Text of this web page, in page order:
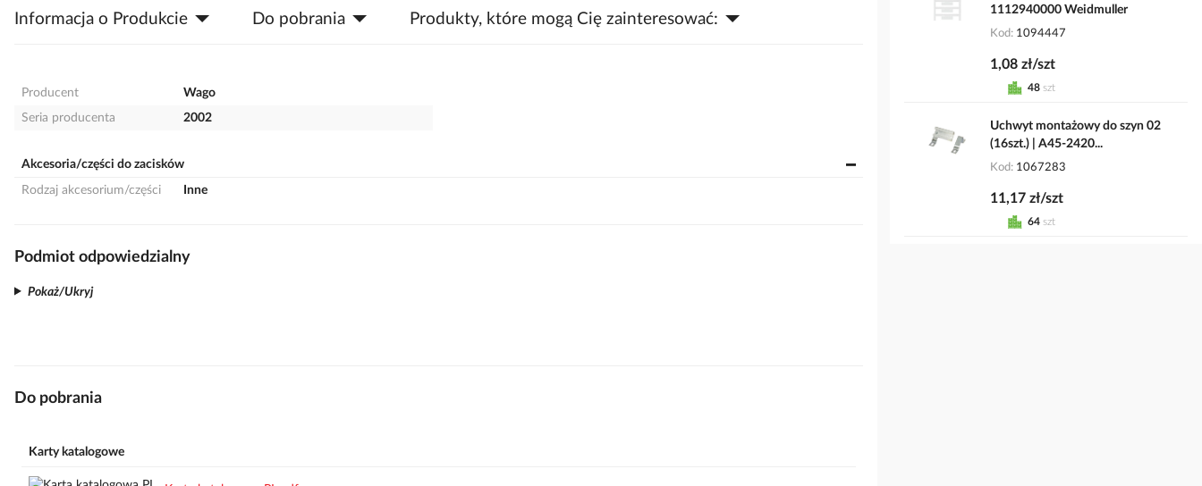
galerii
Informacja o Produkcie Do pobrania Produkty, które mogą Cię zainteresować:
Producent
Wago
Seria producenta
2002
Akcesoria/części do zacisków
Rodzaj akcesorium/części Inne
Podmiot odpowiedzialny
Pokaż/Ukryj
Do pobrania
Karty katalogowe
1112940000 Weidmuller
Kod 1094447
1,08 zł/szt
48 szt
Uchwyt montażowy do szyn 02
(16szt.) | A45-2420...
Kod 1067283
11,17 zł/szt
64 szt